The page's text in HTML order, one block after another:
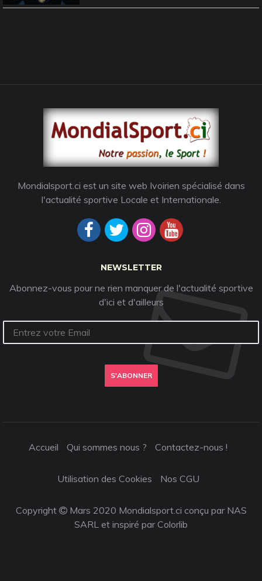
Mondialsport.ci est un site web Ivoirien spécialisé dans
l'actualité sportive Locale et Internationale.
NEWSLETTER
Abonnez-vous pour ne rien manquer de l'actualité sportive
d'ici et d'ailleurs
S'ABONNER
Accueil Qui sommes nous ? Contactez-nous !
Utilisation des Cookies Nos CGU
Copyright
Mars 2020 Mondialsport.ci conçu par NAS
SARL et inspiré parColorlib